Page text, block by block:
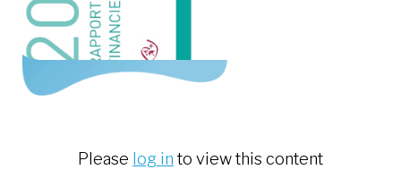
Please log in to view this content